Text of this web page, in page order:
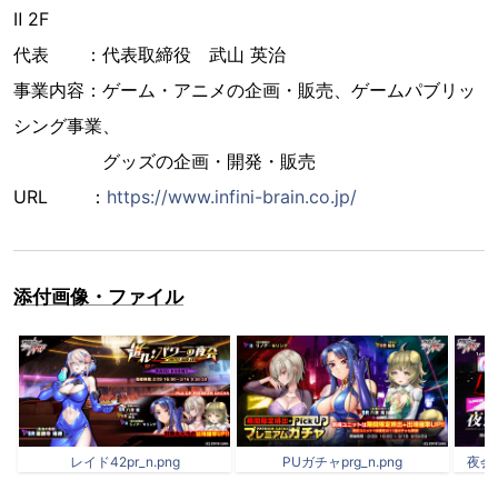
Ⅱ 2F
代表 ：代表取締役 武山 英治
事業内容：ゲーム・アニメの企画・販売、ゲームパブリッ
シング事業、
グッズの企画・開発・販売
URL ： https://www.infini-brain.co.jp/
添付画像・ファイル
レイド42pr_n.png PUガチャprg_n.png 夜会